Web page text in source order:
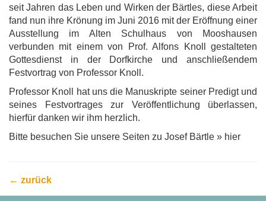
seit Jahren das Leben und Wirken der Bärtles, diese Arbeit
fand nun ihre Krönung im Juni 2016 mit der Eröffnung einer
Ausstellung im Alten Schulhaus von Mooshausen
verbunden mit einem von Prof. Alfons Knoll gestalteten
Gottesdienst in der Dorfkirche und anschließendem
Festvortrag von Professor Knoll.
Professor Knoll hat uns die Manuskripte seiner Predigt und
seines Festvortrages zur Veröffentlichung überlassen,
hierfür danken wir ihm herzlich.
Bitte besuchen Sie unsere Seiten zu Josef Bärtle » hier
← zurück